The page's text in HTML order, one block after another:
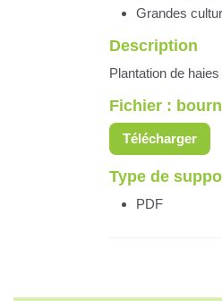
Grandes
Description
Plantation de
Fichier :
Télécharger
Type de
PDF